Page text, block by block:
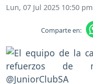
Lun, 07 Jul 2025 10:50 pm
Comparte en: